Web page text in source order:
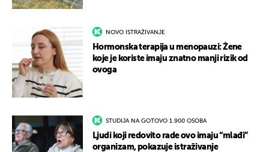
NOVO ISTRAŽIVANJE
Hormonska terapija u menopauzi: Žene
koje je koriste imaju znatno manji rizik od
ovoga
STUDIJA NA GOTOVO 1.900 OSOBA
Ljudi koji redovito rade ovo imaju “mlađi”
organizam, pokazuje istraživanje